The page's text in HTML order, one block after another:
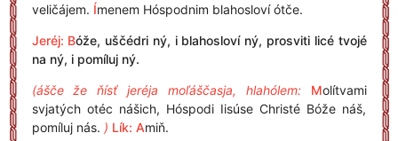
veličájem. Ímenem Hóspodnim blahosloví ótče.
Jeréj: Bóže, uščédri ný, i blahosloví ný, prosviti licé tvojé
na ný, i pomíluj ný.
(ášče že ňísť jeréja moľáščasja, hlahólem: Molítvami
svjatých otéc nášich, Hóspodi Iisúse Christé Bóže náš,
pomíluj nás. ) Lík: Amiň.